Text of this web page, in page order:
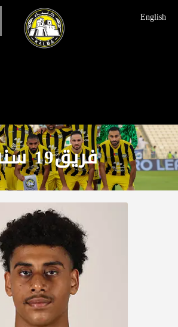
English
فريق19 سنه
عن النادي
فرق النادي
الاخبار
المعرض
حجز التذاكر